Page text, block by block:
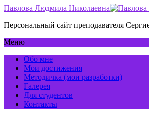
Павлова Людмила Николаевна
Персональный сайт преподавателя
Меню
Обо мне
Мои достижения
Методичка (мои разработки)
Галерея
Для студентов
Контакты